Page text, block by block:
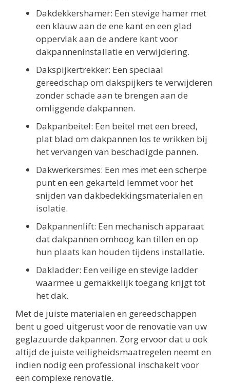
Dakdekkershamer: Een stevige hamer met
een klauw aan de ene kant en een glad
oppervlak aan de andere kant voor
dakpanneninstallatie en verwijdering.
Dakspijkertrekker: Een speciaal
gereedschap om dakspijkers te verwijderen
zonder schade aan te brengen aan de
omliggende dakpannen.
Dakpanbeitel: Een beitel met een breed,
plat blad om dakpannen los te wrikken bij
het vervangen van beschadigde pannen.
Dakwerkersmes: Een mes met een scherpe
punt en een gekarteld lemmet voor het
snijden van dakbedekkingsmaterialen en
isolatie.
Dakpannenlift: Een mechanisch apparaat
dat dakpannen omhoog kan tillen en op
hun plaats kan houden tijdens installatie.
Dakladder: Een veilige en stevige ladder
waarmee u gemakkelijk toegang krijgt tot
het dak.
Met de juiste materialen en gereedschappen
bent u goed uitgerust voor de renovatie van uw
geglazuurde dakpannen. Zorg ervoor dat u ook
altijd de juiste veiligheidsmaatregelen neemt en
indien nodig een professional inschakelt voor
een complexe renovatie.